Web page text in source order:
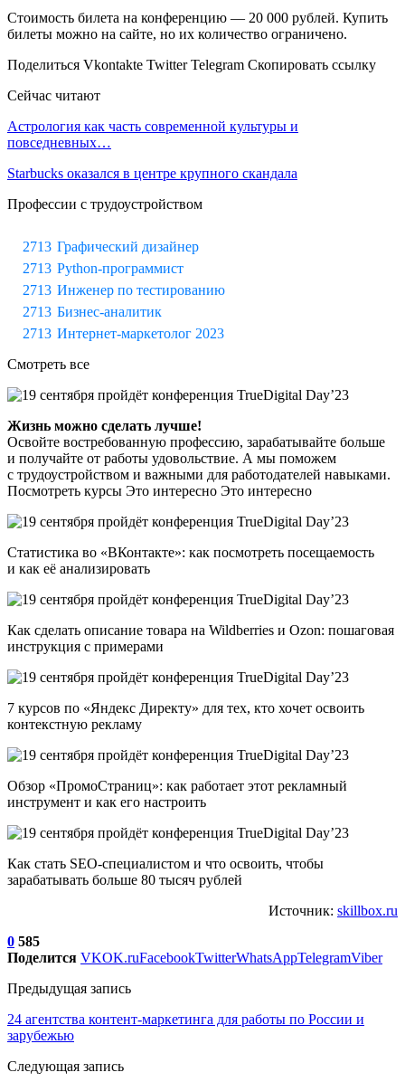
Стоимость билета на конференцию — 20 000 рублей. Купить
билеты можно на сайте, но их количество ограничено.
Поделиться Vkontakte Twitter Telegram Скопировать ссылку
Сейчас читают
Астрология как часть современной культуры и
повседневных…
Starbucks оказался в центре крупного скандала
Профессии с трудоустройством
Графический дизайнер
Python-программист
Инженер по тестированию
Бизнес-аналитик
Интернет-маркетолог 2023
Смотреть все
Жизнь можно сделать лучше!
Освойте востребованную профессию, зарабатывайте больше
и получайте от работы удовольствие. А мы поможем
с трудоустройством и важными для работодателей навыками.
Посмотреть курсы Это интересно Это интересно
Статистика во «ВКонтакте»: как посмотреть посещаемость
и как её анализировать
Как сделать описание товара на Wildberries и Ozon: пошаговая
инструкция с примерами
7 курсов по «Яндекс Директу» для тех, кто хочет освоить
контекстную рекламу
Обзор «ПромоСтраниц»: как работает этот рекламный
инструмент и как его настроить
Как стать SEO-специалистом и что освоить, чтобы
зарабатывать больше 80 тысяч рублей
Источник: skillbox.ru
0 585
Поделится VKOK.ruFacebookTwitterWhatsAppTelegramViber
Предыдущая запись
24 агентства контент-маркетинга для работы по России и
зарубежью
Следующая запись